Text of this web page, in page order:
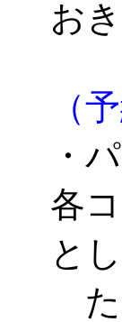
お
（
・
各
と
た